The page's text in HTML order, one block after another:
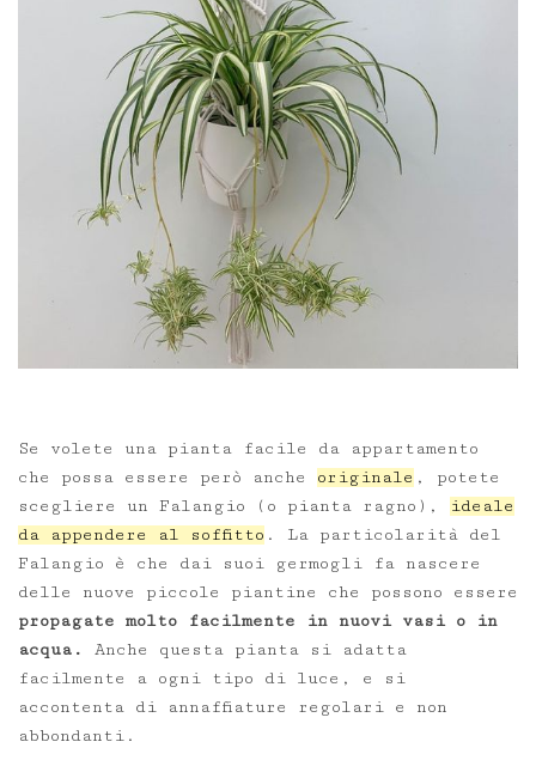
Se volete una pianta facile da appartamento
che possa essere però anche originale , potete
scegliere un Falangio (o pianta ragno),
ideale
da appendere al soffitto . La particolarità del
Falangio è che dai suoi germogli fa nascere
delle nuove piccole piantine che possono essere
propagate molto facilmente in nuovi vasi o in
acqua.
Anche questa pianta si adatta
facilmente a ogni tipo di luce, e si
accontenta di annaffiature regolari e non
abbondanti.